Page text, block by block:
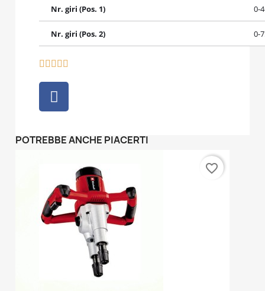
Nr. giri (Pos. 1) 0-
Nr. giri (Pos. 2) 0-
    
POTREBBE ANCHE PIACERTI
favorite_border